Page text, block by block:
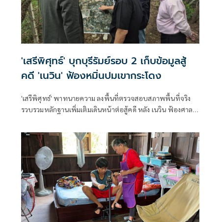
'เสรีพิศุทธ์' บุกบุรีรัมย์รอบ 2 เก็บข้อมูลสู้
คดี 'เนวิน' ฟ้องหมิ่นปมเขากระโดง
'เสรีพิศุทธ์' พาทนายความ ลงพื้นที่ตรวจสอบสภาพพื้นที่จริง
รวบรวมหลักฐานเพิ่มเติมเดินหน้าต่อสู้คดี หลัง เนวิน ฟ้องศาล
รอยการขุดเปิดทางน้ำที่เคยถมรุกล้ำลำรางสาธารณะ ยันไม่ไกล่
เกลี่ยเพื่อพิสูจน์ความจริง ลั่นหาก 'เนวิน ชิดชอบ' ยอมรับบุกรุก
ที่รถไฟจริงถึงจะยอม